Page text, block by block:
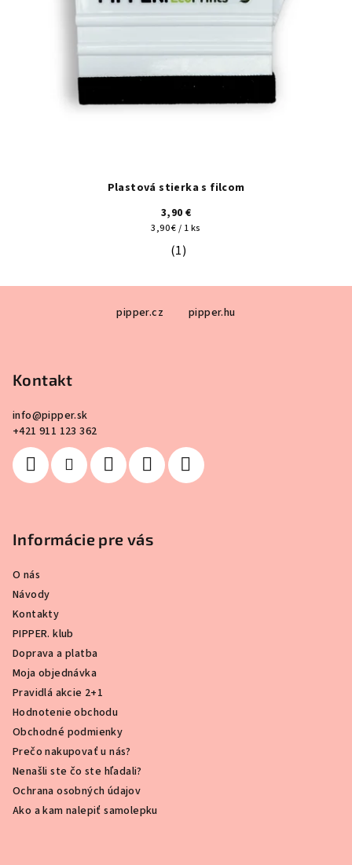
Plastová stierka s filcom
3,90 €
Jednotková
cena:
3,90 € / 1 ks
Priemerné hodnotenie produktu
(1)
pipper.cz pipper.hu
Kontakt
info@pipper.sk
+421 911 123 362
Informácie pre vás
O nás
Návody
Kontakty
PIPPER. klub
Doprava a platba
Moja objednávka
Pravidlá akcie 2+1
Hodnotenie obchodu
Obchodné podmienky
Prečo nakupovať u nás?
Nenašli ste čo ste hľadali?
Ochrana osobných údajov
Ako a kam nalepiť samolepku